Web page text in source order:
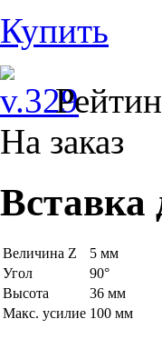
Купить
На заказ
Вставка
Величина Z
5 мм
Угол
90°
Высота
36 мм
Макс. усилие 100 мм